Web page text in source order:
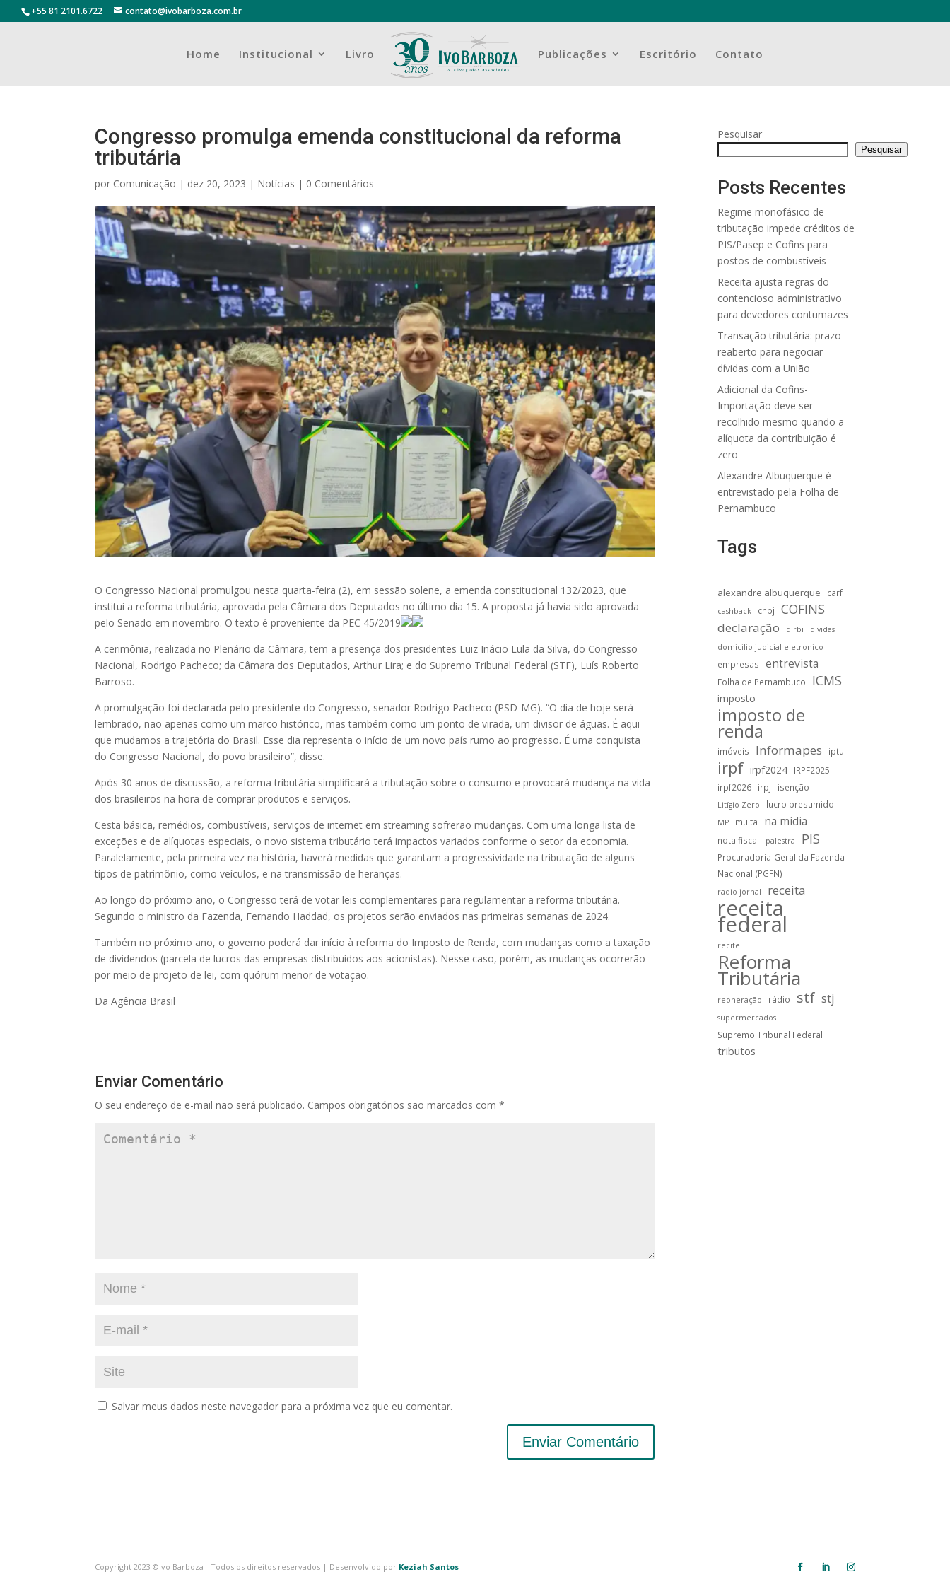
+55 81 2101.6722 contato@ivobarboza.com.br
Home Institucional Livro Publicações Escritório Contato
Congresso promulga emenda constitucional da reforma
tributária
por Comunicação | dez 20, 2023 | Notícias | 0 Comentários
O Congresso Nacional promulgou nesta quarta-feira (2), em sessão solene, a emenda constitucional 132/2023, que
institui a reforma tributária, aprovada pela Câmara dos Deputados no último dia 15. A proposta já havia sido aprovada
pelo Senado em novembro. O texto é proveniente da PEC 45/2019
A cerimônia, realizada no Plenário da Câmara, tem a presença dos presidentes Luiz Inácio Lula da Silva, do Congresso
Nacional, Rodrigo Pacheco; da Câmara dos Deputados, Arthur Lira; e do Supremo Tribunal Federal (STF), Luís Roberto
Barroso.
A promulgação foi declarada pelo presidente do Congresso, senador Rodrigo Pacheco (PSD-MG). “O dia de hoje será
lembrado, não apenas como um marco histórico, mas também como um ponto de virada, um divisor de águas. É aqui
que mudamos a trajetória do Brasil. Esse dia representa o início de um novo país rumo ao progresso. É uma conquista
do Congresso Nacional, do povo brasileiro”, disse.
Após 30 anos de discussão, a reforma tributária simplificará a tributação sobre o consumo e provocará mudança na vida
dos brasileiros na hora de comprar produtos e serviços.
Cesta básica, remédios, combustíveis, serviços de internet em streaming sofrerão mudanças. Com uma longa lista de
exceções e de alíquotas especiais, o novo sistema tributário terá impactos variados conforme o setor da economia.
Paralelamente, pela primeira vez na história, haverá medidas que garantam a progressividade na tributação de alguns
tipos de patrimônio, como veículos, e na transmissão de heranças.
Ao longo do próximo ano, o Congresso terá de votar leis complementares para regulamentar a reforma tributária.
Segundo o ministro da Fazenda, Fernando Haddad, os projetos serão enviados nas primeiras semanas de 2024.
Também no próximo ano, o governo poderá dar início à reforma do Imposto de Renda, com mudanças como a taxação
de dividendos (parcela de lucros das empresas distribuídos aos acionistas). Nesse caso, porém, as mudanças ocorrerão
por meio de projeto de lei, com quórum menor de votação.
Da Agência Brasil
Enviar Comentário
O seu endereço de e-mail não será publicado. Campos obrigatórios são marcados com*
Salvar meus dados neste navegador para a próxima vez que eu comentar.
Pesquisar
Pesquisar
Posts Recentes
Regime monofásico de
tributação impede créditos de
PIS/Pasep e Cofins para
postos de combustíveis
Receita ajusta regras do
contencioso administrativo
para devedores contumazes
Transação tributária: prazo
reaberto para negociar
dívidas com a União
Adicional da Cofins-
Importação deve ser
recolhido mesmo quando a
alíquota da contribuição é
zero
Alexandre Albuquerque é
entrevistado pela Folha de
Pernambuco
Tags
alexandre albuquerque carf
cashback cnpj COFINS
declaração dirbi
dividas
domicilio judicial eletronico
empresas entrevista
Folha de Pernambuco ICMS
imposto
imposto de
renda
imóveis Informapes iptu
irpf irpf2024
IRPF2025
irpf2026
irpj isenção
Litígio Zero lucro presumido
MP multa na mídia
nota fiscal palestra PIS
Procuradoria-Geral da Fazenda
Nacional (PGFN)
radio jornal receita
receita
federal
recife
Reforma
Tributária
reoneração rádio stf stj
supermercados
Supremo Tribunal Federal
tributos
Copyright 2023 ©Ivo Barboza - Todos os direitos reservados | Desenvolvido por Keziah Santos